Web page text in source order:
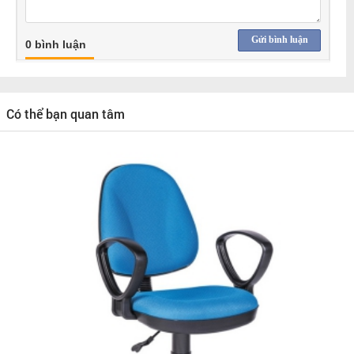
Gửi bình luận
0 bình luận
Có thể bạn quan tâm